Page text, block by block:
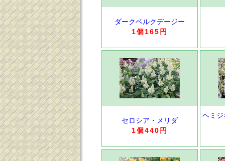
ダークベルクデージー
1個165円
セロシア・メリダ
1個440円
ヘミ